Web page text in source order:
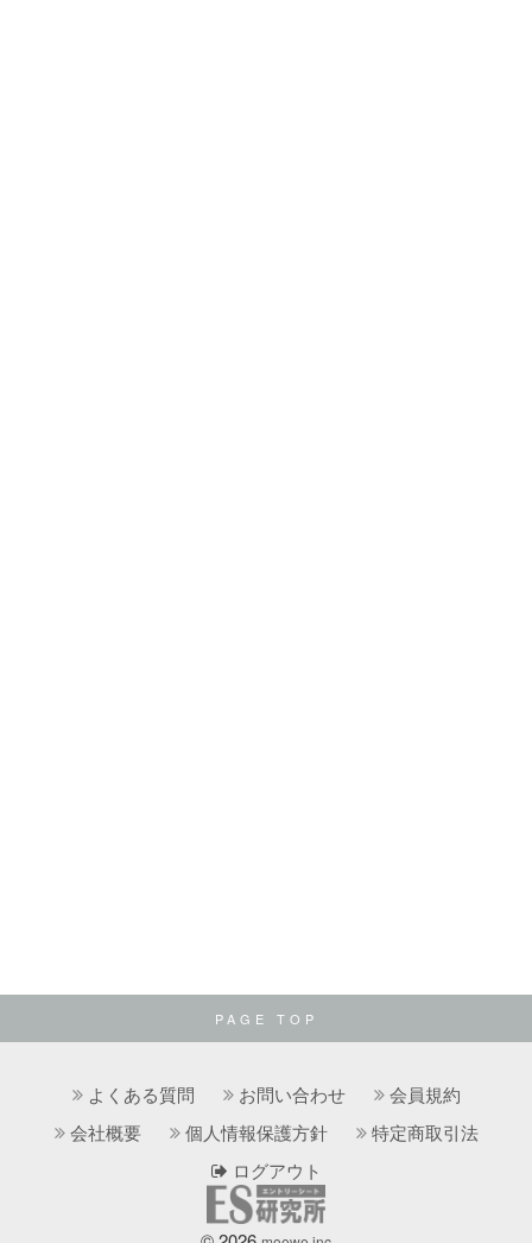
PAGE TOP
よくある質問 お問い合わせ
会員規約
会社概要
個人情報保護方針
特定商取引法
ログアウト